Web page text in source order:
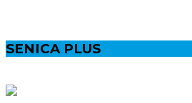
SENICA PLUS